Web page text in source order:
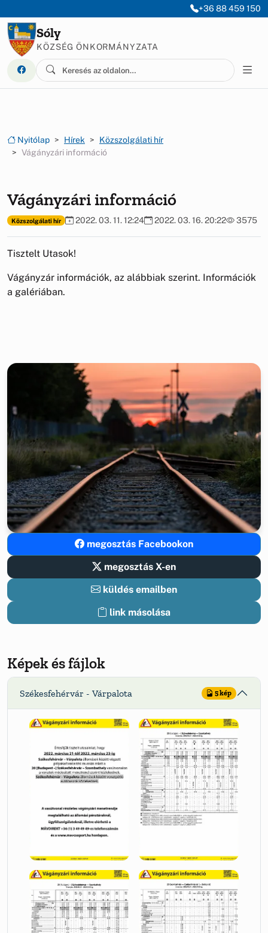
+36 88 459 150
Sóly
KÖZSÉG ÖNKORMÁNYZATA
Nyitólap Hírek
Közszolgálati hír
Vágányzári információ
Vágányzári információ
Közszolgálati hír 2022. 03. 11. 12:24 2022. 03. 16. 20:22 3575
Tisztelt Utasok!
Vágányzár információk, az alábbiak szerint. Információk
a galériában.
megosztás Facebookon
megosztás X-en
küldés emailben
link másolása
Képek és fájlok
Székesfehérvár - Várpalota 5 kép